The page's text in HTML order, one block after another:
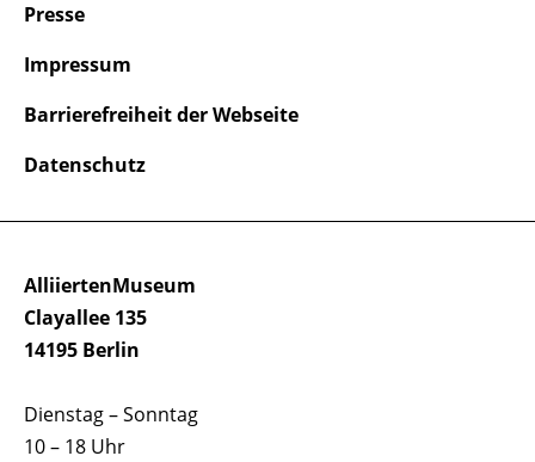
AlliiertenMuseum
Clayallee 135
14195 Berlin
Dienstag – Sonntag
10 – 18 Uhr
Presse
Impressum
Barrierefreiheit der Webseite
Datenschutz